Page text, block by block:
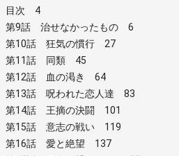
目次 4
第9話 治せなかったもの 6
第10話 狂気の慣行 27
第11話 同類 45
第12話 血の渇き 64
第13話 呪われた恋人達 83
第14話 王摘の決闘 101
第15話 意志の戦い 119
第16話 愛と絶望 137